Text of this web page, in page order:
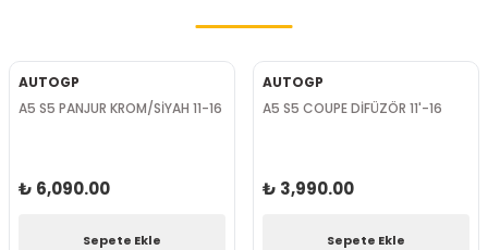
AUTOGP
A5 S5 PANJUR KROM/SİYAH 11-16
₺ 6,090.00
Sepete Ekle
AUTOGP
A5 S5 COUPE DİFÜZÖR 11'-16
₺ 3,990.00
Sepete Ekle